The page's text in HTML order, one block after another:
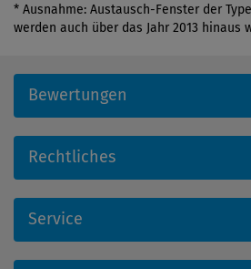
* Ausnahme: Austausch-Fenster der
werden auch über das Jahr 2013 hinaus
Bewertungen
Rechtliches
Service